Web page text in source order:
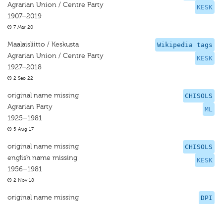
KESK
Agrarian Union / Centre Party
1907–2019
7 Mar 20
Wikipedia tags
KESK
Maalaisliitto / Keskusta
Agrarian Union / Centre Party
1927–2018
2 Sep 22
CHISOLS
ML
original name missing
Agrarian Party
1925–1981
5 Aug 17
CHISOLS
KESK
original name missing
english name missing
1956–1981
2 Nov 18
DPI
original name missing